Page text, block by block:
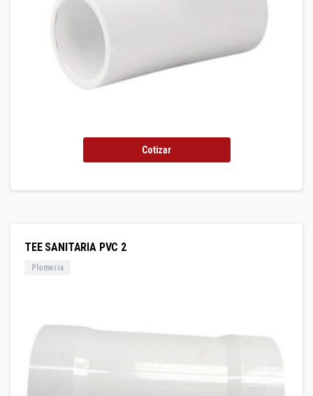
Cotizar
TEE SANITARIA PVC 2
Plomeria